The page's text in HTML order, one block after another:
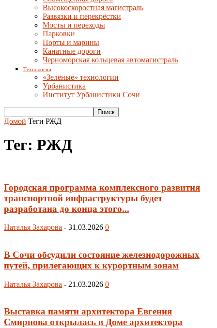
Высокоскоростная магистраль
Развязки и перекрёстки
Мосты и переходы
Парковки
Порты и марины
Канатные дороги
Черноморская кольцевая автомагистраль
Технологии
«Зелёные» технологии
Урбанистика
Институт Урбанистики Сочи
Домой Теги РЖД
Тег: РЖД
Городская программа комплексного развития
транспортной инфраструктуры будет
разработана до конца этого...
Наталья Захарова - 31.03.2026 0
В Сочи обсудили состояние железнодорожных
путей, прилегающих к курортным зонам
Наталья Захарова - 21.03.2026 0
Выставка памяти архитектора Евгения
Смирнова открылась в Доме архитектора